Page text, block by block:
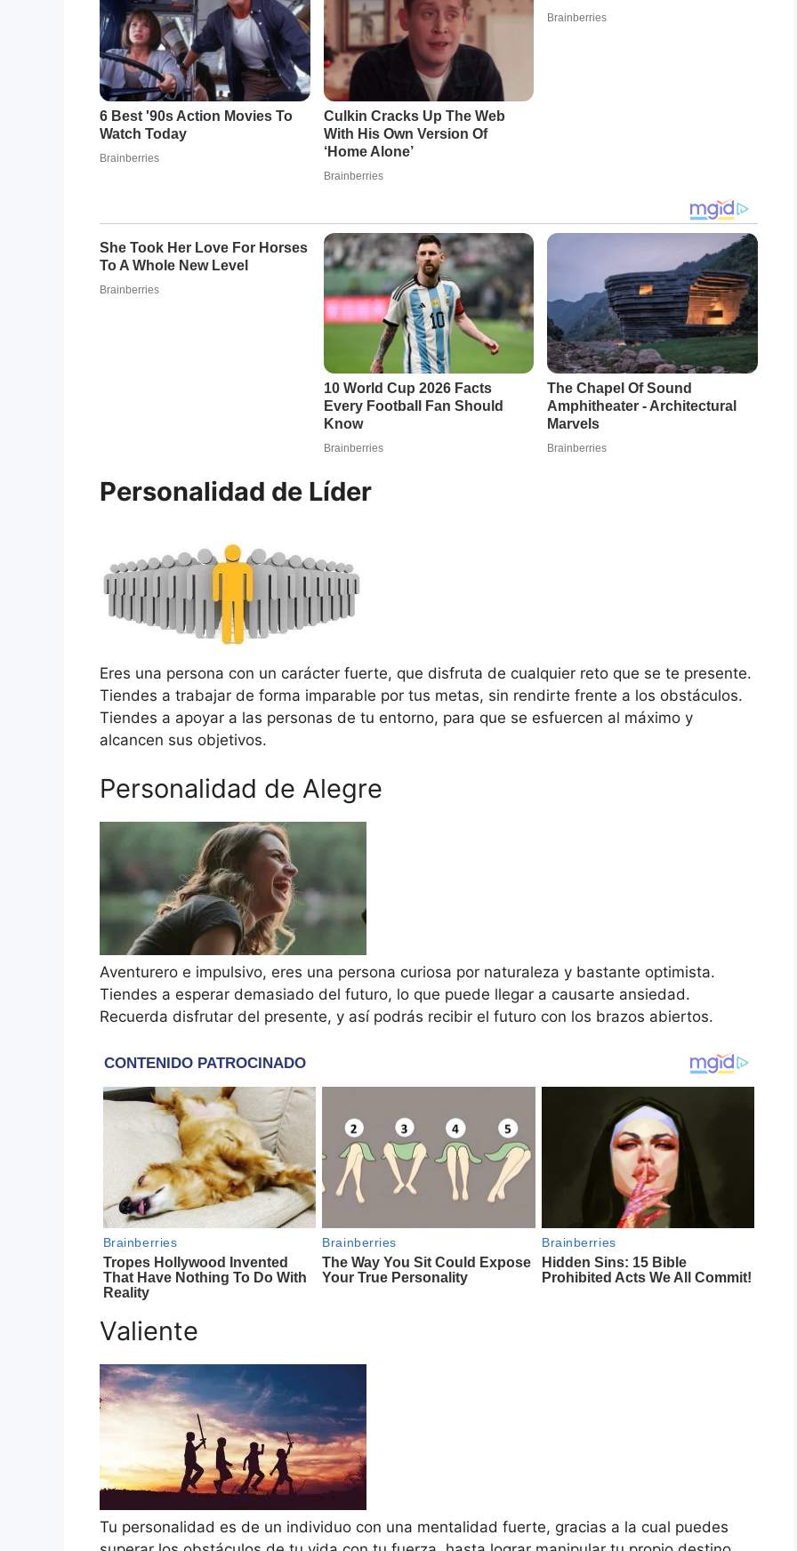
Personalidad de Líder
Eres una persona con un carácter fuerte, que disfruta de cualquier reto que se te presente.
Tiendes a trabajar de forma imparable por tus metas, sin rendirte frente a los obstáculos.
Tiendes a apoyar a las personas de tu entorno, para que se esfuercen al máximo y
alcancen sus objetivos.
Personalidad de Alegre
Aventurero e impulsivo, eres una persona curiosa por naturaleza y bastante optimista.
Tiendes a esperar demasiado del futuro, lo que puede llegar a causarte ansiedad.
Recuerda disfrutar del presente, y así podrás recibir el futuro con los brazos abiertos.
Valiente
Tu personalidad es de un individuo con una mentalidad fuerte, gracias a la cual puedes